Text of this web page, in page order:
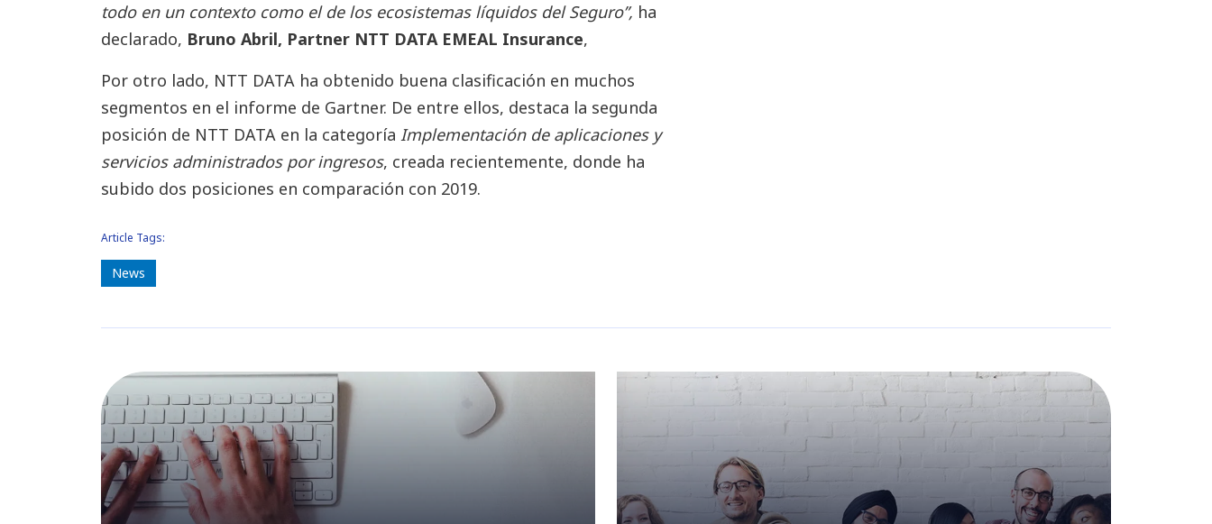
todo en un contexto como el de los ecosistemas líquidos del Seguro”, ha
declarado, Bruno Abril, Partner NTT DATA EMEAL Insurance,
Por otro lado, NTT DATA ha obtenido buena clasificación en muchos
segmentos en el informe de Gartner. De entre ellos, destaca la segunda
posición de NTT DATA en la categoría Implementación de aplicaciones y
servicios administrados por ingresos, creada recientemente, donde ha
subido dos posiciones en comparación con 2019.
Article Tags:
News